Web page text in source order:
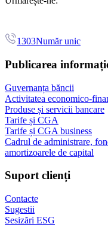
1303Număr unic
Publicarea
Guvernanța băncii
Activitatea economico-
Produse și servicii bancare
Tarife și CGA
Tarife și CGA business
Cadrul de administrare,
amortizoarele de capital
Suport clienți
Contacte
Sugestii
Sesizări ESG